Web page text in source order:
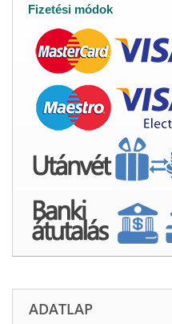
Fizetési módok
ADATLAP